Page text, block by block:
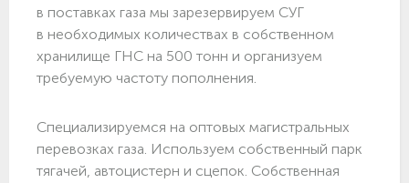
в поставках газа мы зарезервируем СУГ
в необходимых количествах в собственном
хранилище ГНС на 500 тонн и организуем
требуемую частоту пополнения.
Специализируемся на оптовых магистральных
перевозках газа. Используем собственный парк
тягачей, автоцистерн и сцепок. Собственная